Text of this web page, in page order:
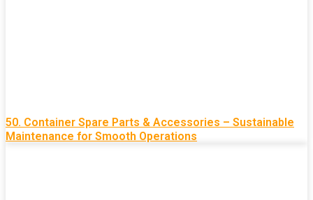
50. Container Spare Parts & Accessories – Sustainable
Maintenance for Smooth Operations